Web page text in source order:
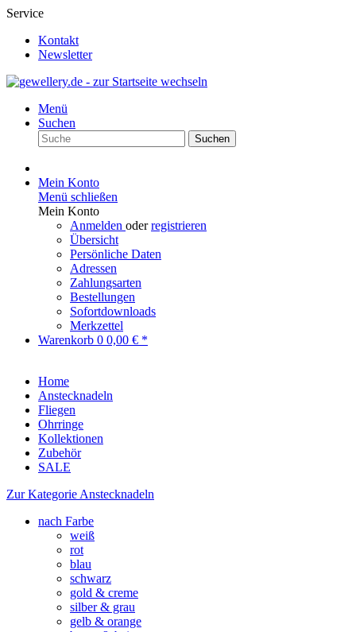
Service
Kontakt
Newsletter
Menü
Suchen
Suchen
Mein Konto
Menü schließen
Mein Konto
Anmelden oderregistrieren
Übersicht
Persönliche Daten
Adressen
Zahlungsarten
Bestellungen
Sofortdownloads
Merkzettel
Warenkorb 0 0,00 € *
Home
Anstecknadeln
Fliegen
Ohrringe
Kollektionen
Zubehör
SALE
Zur Kategorie Anstecknadeln
nach Farbe
weiß
rot
blau
schwarz
gold & creme
silber & grau
gelb & orange